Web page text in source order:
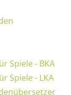
Spiele - BKA
Spiele - LKA